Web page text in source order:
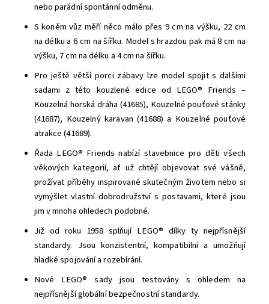
nebo parádní spontánní odměnu.
S koněm vůz měří něco málo přes 9 cm na výšku, 22 cm
na délku a 6 cm na šířku. Model s hrazdou pak má 8 cm na
výšku, 7 cm na délku a 4 cm na šířku.
Pro ještě větší porci zábavy lze model spojit s dalšími
sadami z této kouzlené edice od LEGO® Friends –
Kouzelná horská dráha (41685), Kouzelné pouťové stánky
(41687), Kouzelný karavan (41688) a Kouzelné pouťové
atrakce (41689).
Řada LEGO® Friends nabízí stavebnice pro děti všech
věkových kategorií, ať už chtějí objevovat své vášně,
prožívat příběhy inspirované skutečným životem nebo si
vymýšlet vlastní dobrodružství s postavami, které jsou
jim v mnoha ohledech podobné.
Již od roku 1958 splňují LEGO® dílky ty nejpřísnější
standardy. Jsou konzistentní, kompatibilní a umožňují
hladké spojování a rozebírání.
Nové LEGO® sady jsou testovány s ohledem na
nejpřísnější globální bezpečnostní standardy.